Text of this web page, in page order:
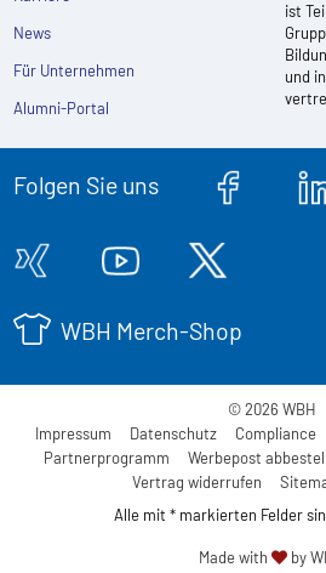
News
Für Unternehmen
Alumni-Portal
ist
und
Folgen Sie uns
WBH Merch-Shop
© 2026 WBH
Impressum
Datenschutz Compliance
Partnerprogramm
Werbepost
Vertrag widerrufen
Alle mit * markierten Felder
Made with by